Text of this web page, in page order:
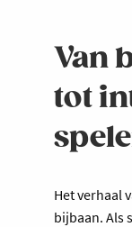
Van
tot
Het verhaal
bijbaan. Als